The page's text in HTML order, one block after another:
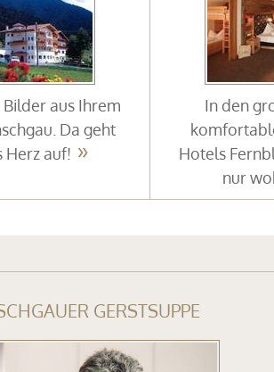
aus Ihrem
Da geht
Herz auf!
In den
Hotels
nur
GERSTSUPPE